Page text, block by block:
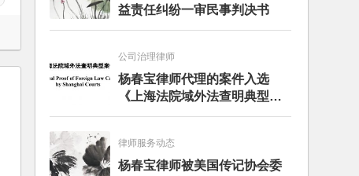
益责任纠纷一审民事判决书
公司治理律师
杨春宝律师代理的案件入选
《上海法院域外法查明典型案
例》
律师服务动态
杨春宝律师被美国传记协会委